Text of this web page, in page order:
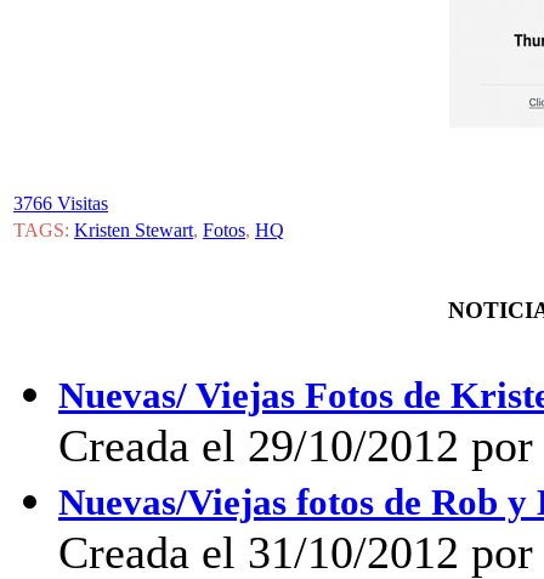
3766 Visitas
TAGS: Kristen Stewart, Fotos, HQ
Nuevas/ Viejas Fotos de
Creada el 29/10/2012
Nuevas/Viejas fotos de Rob
Creada el 31/10/2012